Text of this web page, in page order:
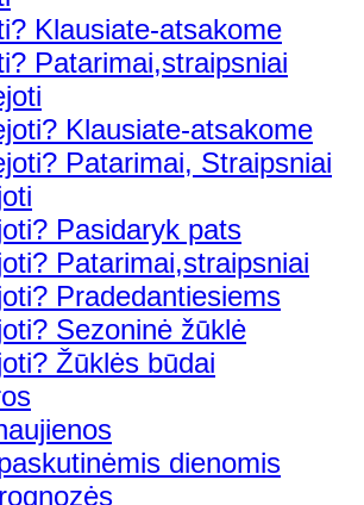
Klausiate-atsakome
Patarimai,straipsniai
Klausiate-atsakome
Patarimai, Straipsniai
Pasidaryk pats
Patarimai,straipsniai
Pradedantiesiems
Sezoninė žūklė
Žūklės būdai
dienomis